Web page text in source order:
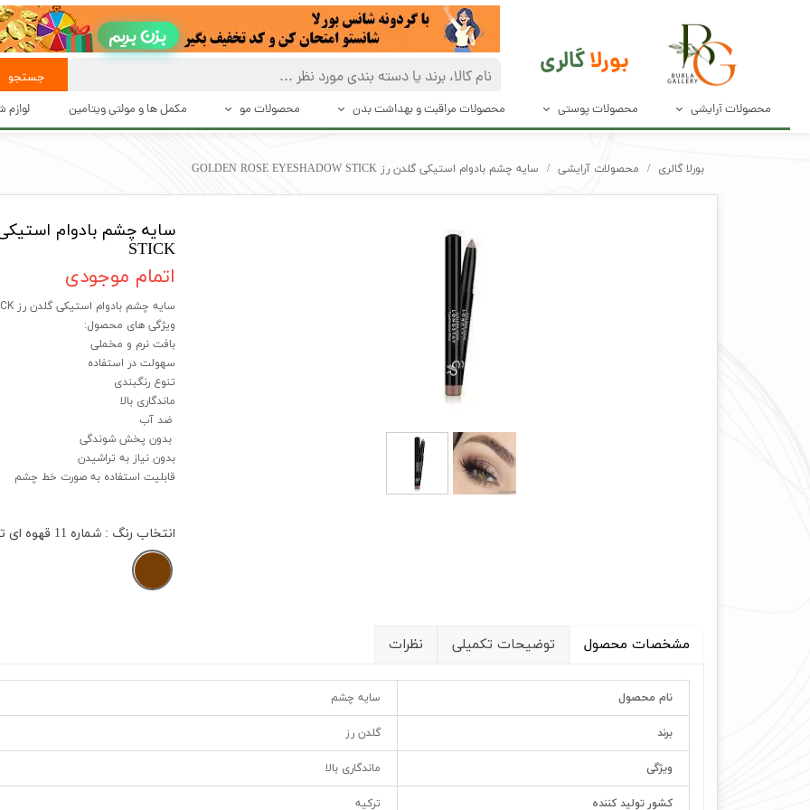
بورلاگالری جستجو
محصولات آرایشی
آرایش چشم و مژه
محصولات پوستی
پاک کننده های صورت
محصولات مراقبت و بهداشت بدن
محصولات مراقبت بدن
محصولات بهداشت بدن
محصولات مو
حالت دهنده های مو
محصولات درمانی و تقویت کننده مو
مکمل ها و مولتی ویتامین
بزن بریم
بورلا گالری محصولات آرایشی سایه چشم بادوام استیکی گلدن رز GOLDEN ROSE EYESHADOW STICK
STICK
اتمام موجودی
سایه چشم بادوام استیکی گلدن رز GOLDEN ROSE EYESHADOW STICK
ویژگی های محصول:
بافت نرم و مخملی
سهولت در استفاده
تنوع رنگبندی
ماندگاری بالا
ضد آب
بدون پخش شوندگی
بدون نیاز به تراشیدن
قابلیت استفاده به صورت خط چشم
انتخاب رنگ : شماره 11 قهوه ای تیره
مشخصات محصول توضیحات تکمیلی نظرات
نام محصول سایه چشم
برند گلدن رز
ویژگی ماندگاری بالا
کشور تولید کننده ترکیه